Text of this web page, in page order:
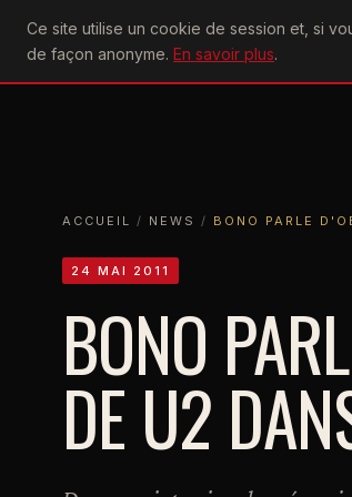
Ce site utilise un cookie de session et, si
de façon anonyme. En savoir plus.
U2achtung
ACCUEIL
ACCUEIL / NEWS / BONO PARLE
24 MAI 2011
BONO
DE U2